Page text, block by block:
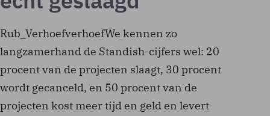
Rub_VerhoefverhoefWe kennen zo
langzamerhand de Standish-cijfers wel: 20
procent van de projecten slaagt, 30 procent
wordt gecanceld, en 50 procent van de
projecten kost meer tijd en geld en levert